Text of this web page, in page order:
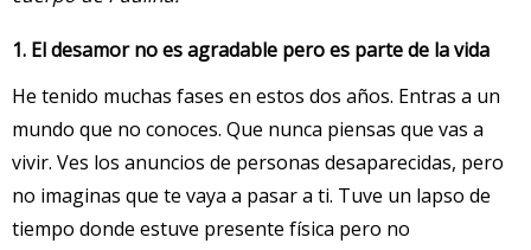
1. El desamor no es agradable pero es parte de la vida
He tenido muchas fases en estos dos años. Entras a un
mundo que no conoces. Que nunca piensas que vas a
vivir. Ves los anuncios de personas desaparecidas, pero
no imaginas que te vaya a pasar a ti. Tuve un lapso de
tiempo donde estuve presente física pero no